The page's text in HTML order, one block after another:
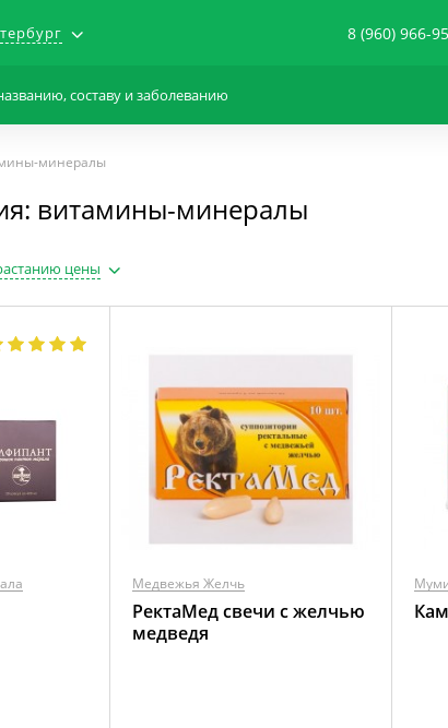
8 (960) 966-
минералы
витамины-минералы
цены
Медвежья Желчь
РектаМед свечи с желчью
медведя